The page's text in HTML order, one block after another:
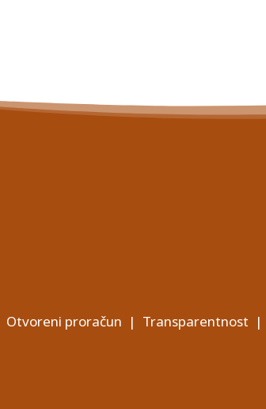
Otvoreni proračun | Transparentnost |